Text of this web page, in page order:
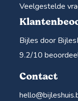
Veelgestelde
Bijles door
9.2/10
Contact